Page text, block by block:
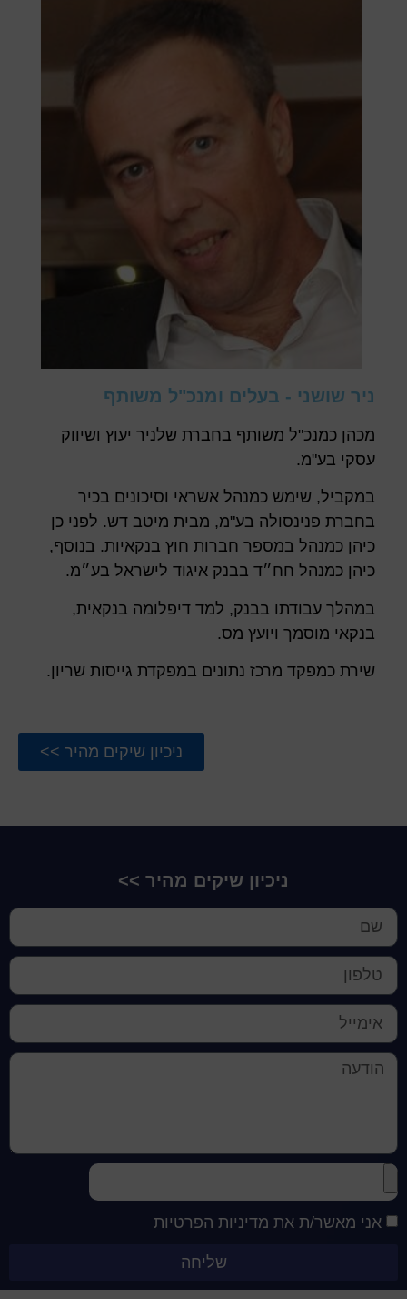
ניר שושני - בעלים ומנכ"ל משותף
מכהן כמנכ"ל משותף בחברת שלניר יעוץ ושיווק
עסקי בע"מ.
במקביל, שימש כמנהל אשראי וסיכונים בכיר
בחברת פנינסולה בע"מ, מבית מיטב דש. לפני כן
כיהן כמנהל במספר חברות חוץ בנקאיות. בנוסף,
כיהן כמנהל חח״ד בבנק איגוד לישראל בע״מ.
במהלך עבודתו בבנק, למד דיפלומה בנקאית,
בנקאי מוסמך ויועץ מס.
שירת כמפקד מרכז נתונים במפקדת גייסות שריון.
ניכיון שיקים מהיר >>
ניכיון שיקים מהיר >>
אני מאשר/ת את מדיניות הפרטיות
שליחה